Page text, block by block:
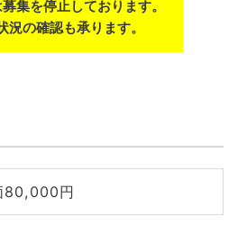
集を停止しております。
況の確認も承ります。
80,000円